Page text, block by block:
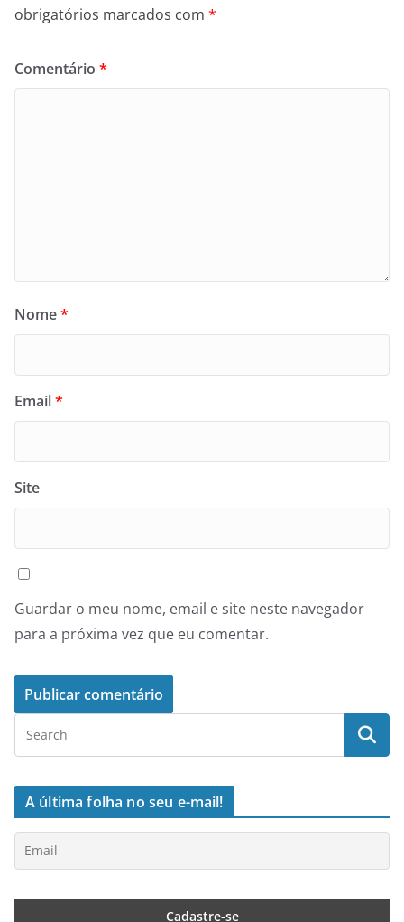
obrigatórios marcados com *
Comentário *
Nome*
Email*
Site
Guardar o meu nome, email e site neste navegador
para a próxima vez que eu comentar.
A última folha no seu e-mail!